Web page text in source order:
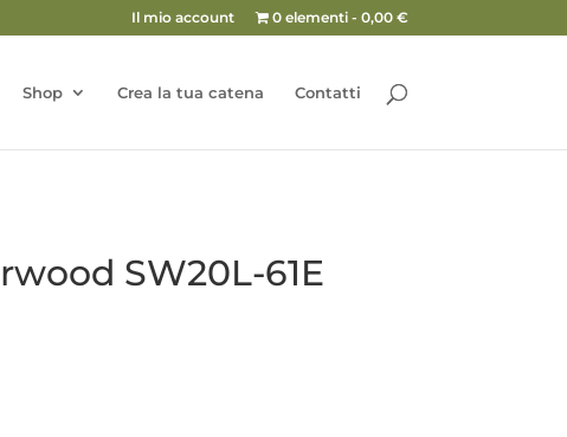
Il mio account 0 elementi 0,00 €
Shop Crea la tua catena Contatti
SW20L-61E